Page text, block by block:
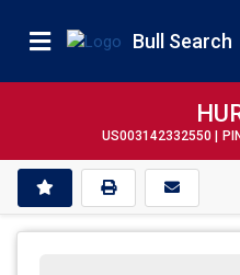
Bull Search
US003142332550 |